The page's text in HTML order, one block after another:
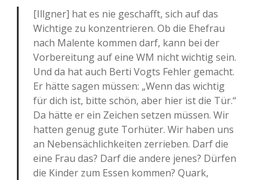
[Illgner] hat es nie geschafft, sich auf das
Wichtige zu konzentrieren. Ob die Ehefrau
nach Malente kommen darf, kann bei der
Vorbereitung auf eine WM nicht wichtig sein.
Und da hat auch Berti Vogts Fehler gemacht.
Er hätte sagen müssen: „Wenn das wichtig
für dich ist, bitte schön, aber hier ist die Tür.“
Da hätte er ein Zeichen setzen müssen. Wir
hatten genug gute Torhüter. Wir haben uns
an Nebensächlichkeiten zerrieben. Darf die
eine Frau das? Darf die andere jenes? Dürfen
die Kinder zum Essen kommen? Quark,